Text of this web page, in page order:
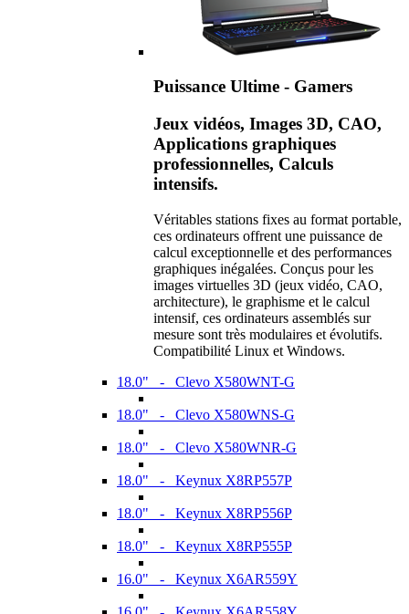
Puissance Ultime - Gamers
Jeux vidéos, Images 3D, CAO,
Applications graphiques
professionnelles, Calculs
intensifs.
Véritables stations fixes au format portable,
ces ordinateurs offrent une puissance de
calcul exceptionnelle et des performances
graphiques inégalées. Conçus pour les
images virtuelles 3D (jeux vidéo, CAO,
architecture), le graphisme et le calcul
intensif, ces ordinateurs assemblés sur
mesure sont très modulaires et évolutifs.
Compatibilité Linux et Windows.
18.0" - Clevo X580WNT-G
18.0" - Clevo X580WNS-G
18.0" - Clevo X580WNR-G
18.0" - Keynux X8RP557P
18.0" - Keynux X8RP556P
18.0" - Keynux X8RP555P
16.0" - Keynux X6AR559Y